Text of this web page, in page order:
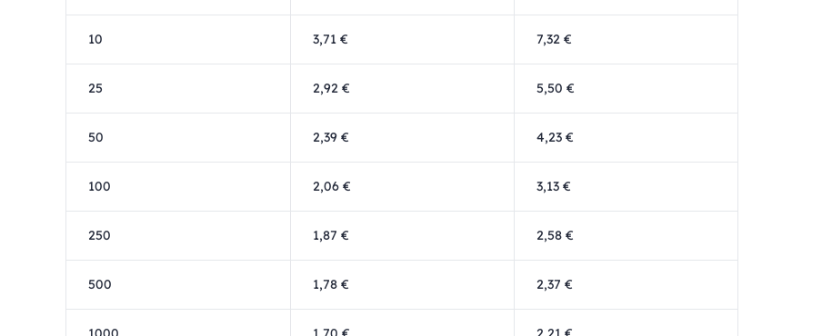
10 3,71 € 7,32 €
25 2,92 € 5,50 €
50 2,39 € 4,23 €
100 2,06 € 3,13 €
250 1,87 € 2,58 €
500 1,78 € 2,37 €